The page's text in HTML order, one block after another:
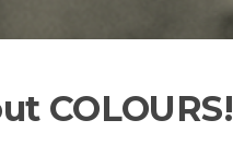
COLOURS!